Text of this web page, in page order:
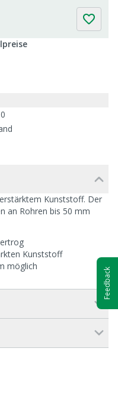
Kunststoff. Der
an Rohren bis 50 mm
Kunststoff
möglich
Feedback